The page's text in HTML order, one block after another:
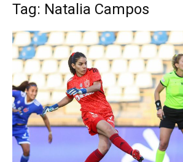
Tag: Natalia Campos